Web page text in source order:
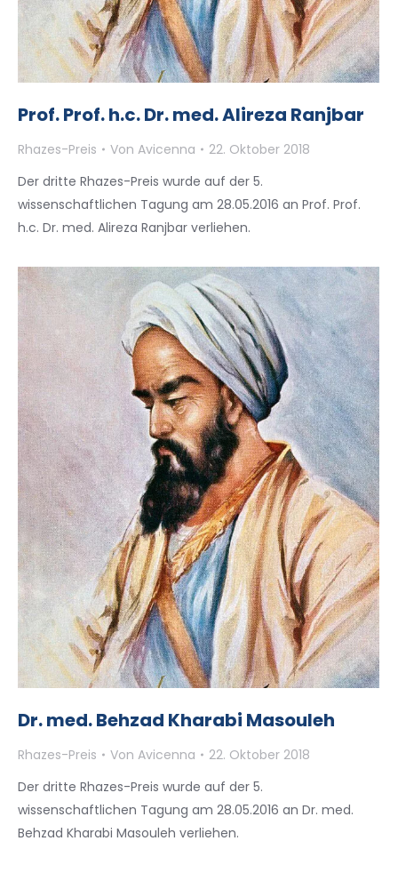
Prof. Prof. h.c. Dr. med. Alireza Ranjbar
Rhazes-Preis Von Avicenna
22. Oktober 2018
Der dritte Rhazes-Preis wurde auf der 5.
wissenschaftlichen Tagung am 28.05.2016 an Prof. Prof.
h.c. Dr. med. Alireza Ranjbar verliehen.
Dr. med. Behzad Kharabi Masouleh
Rhazes-Preis Von Avicenna
22. Oktober 2018
Der dritte Rhazes-Preis wurde auf der 5.
wissenschaftlichen Tagung am 28.05.2016 an Dr. med.
Behzad Kharabi Masouleh verliehen.